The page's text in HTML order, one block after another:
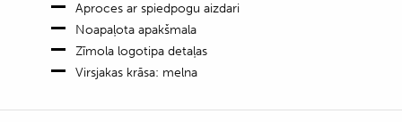
Aproces ar spiedpogu aizdari
Noapaļota apakšmala
Zīmola logotipa detaļas
Virsjakas krāsa: melna